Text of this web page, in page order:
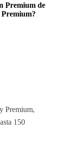
Premium de
Premium?
Premium,
150